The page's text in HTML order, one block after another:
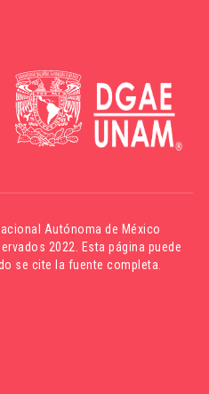
Autónoma de México
2022. Esta página puede
se cite la fuente completa.